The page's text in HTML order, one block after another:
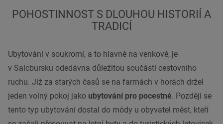
POHOSTINNOST S DLOUHOU HISTORIÍ A
TRADICÍ
Ubytování v soukromí, a to hlavně na venkově, je
v Salcbursku odedávna důležitou součástí cestovního
ruchu. Již za starých časů se na farmách v horách držel
jeden volný pokoj jako ubytování pro pocestné. Později se
tento typ ubytování dostal do módy u obyvatel měst, kteří